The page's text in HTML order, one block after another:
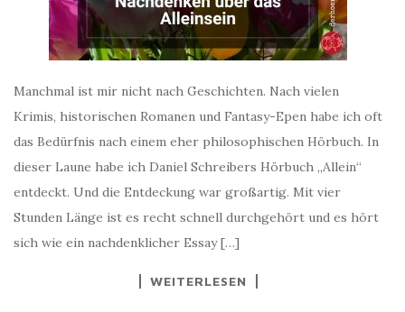
Manchmal ist mir nicht nach Geschichten. Nach vielen
Krimis, historischen Romanen und Fantasy-Epen habe ich oft
das Bedürfnis nach einem eher philosophischen Hörbuch. In
dieser Laune habe ich Daniel Schreibers Hörbuch „Allein“
entdeckt. Und die Entdeckung war großartig. Mit vier
Stunden Länge ist es recht schnell durchgehört und es hört
sich wie ein nachdenklicher Essay […]
WEITERLESEN